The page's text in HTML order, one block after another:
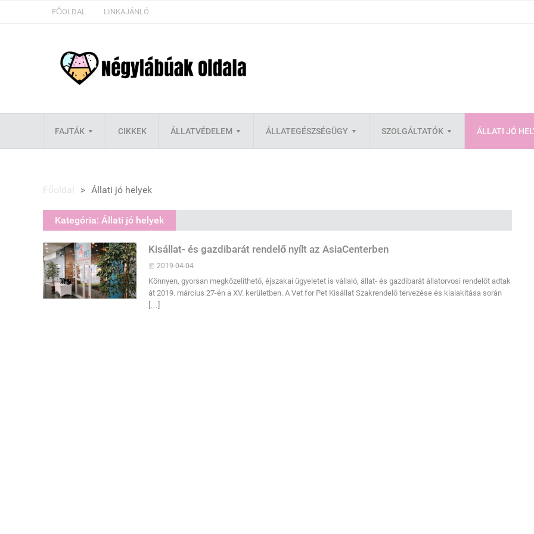
FŐOLDAL LINKAJÁNLÓ
FAJTÁK CIKKEK ÁLLATVÉDELEM ÁLLATEGÉSZSÉGÜGY SZOLGÁLTATÓK ÁLLATI JÓ
Főoldal > Állati jó helyek
Kategória: Állati jó helyek
Kisállat- és gazdibarát rendelő nyílt az AsiaCenterben
2019-04-04
Könnyen, gyorsan megközelíthető, éjszakai ügyeletet is vállaló, állat- és gazdibarát állatorvosi rendelőt adtak
át 2019. március 27-én a XV. kerületben. A Vet for Pet Kisállat Szakrendelő tervezése és kialakítása során
[…]